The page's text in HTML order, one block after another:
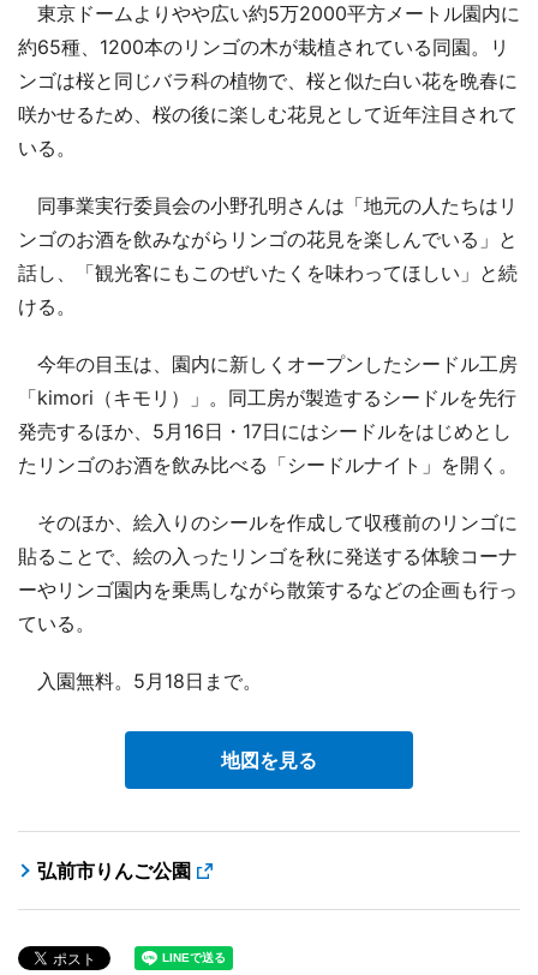
東京ドームよりやや広い約5万2000平方メートル園内に
約65種、1200本のリンゴの木が栽植されている同園。リ
ンゴは桜と同じバラ科の植物で、桜と似た白い花を晩春に
咲かせるため、桜の後に楽しむ花見として近年注目されて
いる。
同事業実行委員会の小野孔明さんは「地元の人たちはリ
ンゴのお酒を飲みながらリンゴの花見を楽しんでいる」と
話し、「観光客にもこのぜいたくを味わってほしい」と続
ける。
今年の目玉は、園内に新しくオープンしたシードル工房
「kimori（キモリ）」。同工房が製造するシードルを先行
発売するほか、5月16日・17日にはシードルをはじめとし
たリンゴのお酒を飲み比べる「シードルナイト」を開く。
そのほか、絵入りのシールを作成して収穫前のリンゴに
貼ることで、絵の入ったリンゴを秋に発送する体験コーナ
ーやリンゴ園内を乗馬しながら散策するなどの企画も行っ
ている。
入園無料。5月18日まで。
地図を見る
弘前市りんご公園